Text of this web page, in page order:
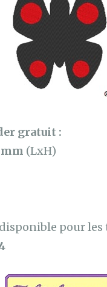
gratuit :
mm (LxH)
pour les